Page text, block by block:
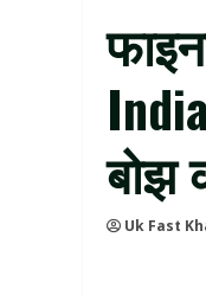
बोझ
Uk Fast